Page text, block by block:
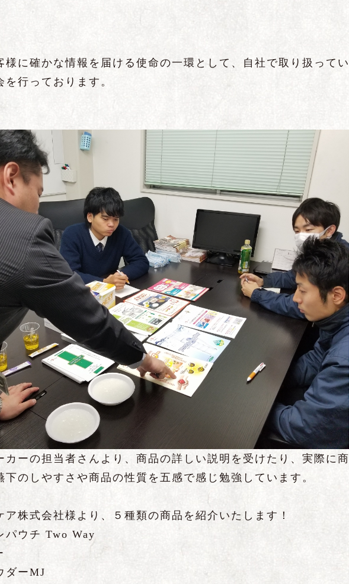
様に確かな情報を届ける使命の一環として、自社で取り扱ってい
を行っております。
カーの担当者さんより、商品の詳しい説明を受けたり、実際に商
下のしやすさや商品の性質を五感で感じ勉強しています。
ア株式会社様より、５種類の商品を紹介いたします！
パウチ Two Way
ダーMJ